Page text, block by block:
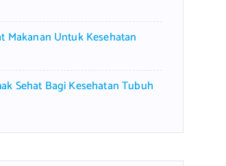
Makanan Untuk Kesehatan
Sehat Bagi Kesehatan Tubuh